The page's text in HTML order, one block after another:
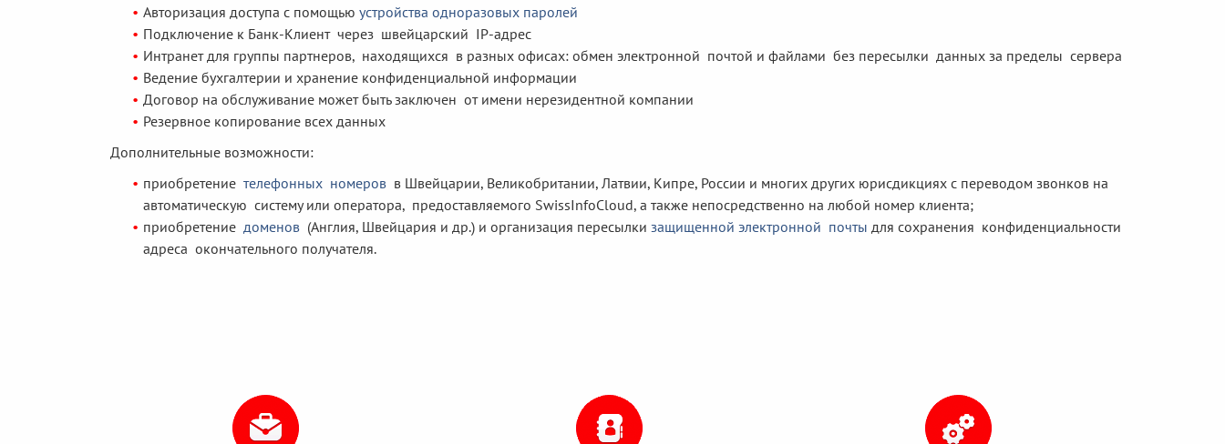
Авторизация доступа с помощью устройства одноразовых паролей
Подключение к Банк-Клиент через швейцарский IP-адрес
Интранет для группы партнеров, находящихся в разных офисах: обмен электронной почтой и файлами без пересылки данных за пределы сервера
Ведение бухгалтерии и хранение конфиденциальной информации
Договор на обслуживание может быть заключен от имени нерезидентной компании
Резервное копирование всех данных
Дополнительные возможности:
приобретение телефонных номеров в Швейцарии, Великобритании, Латвии, Кипре, России и многих других юрисдикциях с переводом звонков на
автоматическую систему или оператора, предоставляемого SwissInfoCloud, а также непосредственно на любой номер клиента;
приобретение доменов (Англия, Швейцария и др.) и организация пересылки защищенной электронной почты для сохранения конфиденциальности
адреса окончательного получателя.